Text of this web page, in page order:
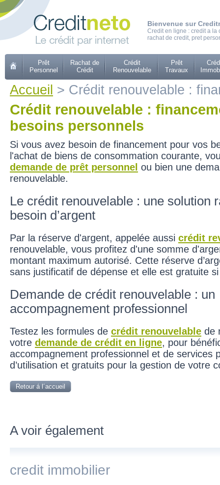
Bienvenue sur
Credit en ligne : credit a la
rachat de credit, pret
Prêt
Personnel
Rachat de
Crédit
Crédit
Renouvelable
Prêt
Travaux
Accueil > Crédit renouvelable :
Crédit renouvelable :
besoins personnels
Si vous avez besoin de financement pour vos
l'achat de biens de consommation courante,
demande de prêt personnel ou bien une
renouvelable.
Le crédit renouvelable : une solution
besoin d’argent
Par la réserve d'argent, appelée aussi crédit
renouvelable, vous profitez d'une somme
montant maximum autorisé. Cette réserve
sans justificatif de dépense et elle est gratuite si
Demande de crédit renouvelable : un
accompagnement professionnel
Testez les formules de crédit renouvelable de
votre demande de crédit en ligne, pour
accompagnement professionnel et de services
d’utilisation et gratuits pour la gestion de votre
Retour á l´accueil
A voir également
credit immobilier